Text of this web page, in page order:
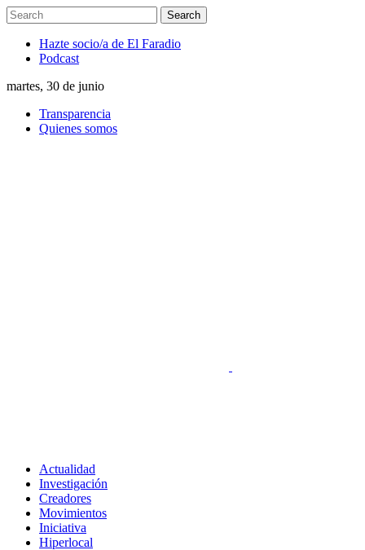
Hazte socio/a de El Faradio
Podcast
martes, 30 de junio
Transparencia
Quienes somos
Actualidad
Investigación
Creadores
Movimientos
Iniciativa
Hiperlocal